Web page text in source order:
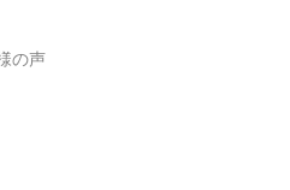
の声